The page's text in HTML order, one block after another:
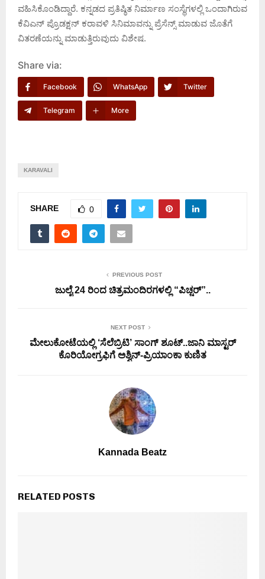
ವಹಿಸಿಕೊಂಡಿದ್ದಾರೆ. ಕನ್ನಡದ ಪ್ರತಿಷ್ಠಿತ ನಿರ್ಮಾಣ ಸಂಸ್ಥೆಗಳಲ್ಲಿ ಒಂದಾಗಿರುವ
ಕೆವಿಎನ್ ಪ್ರೊಡಕ್ಷನ್ ಕರಾವಳಿ ಸಿನಿಮಾವನ್ನು ಪ್ರೆಸೆನ್ಸ್ ಮಾಡುವ ಜೊತೆಗೆ
ವಿತರಣೆಯನ್ನು ಮಾಡುತ್ತಿರುವುದು ವಿಶೇಷ.
Share via:
Facebook WhatsApp Twitter
Telegram More
KARAVALI
SHARE 0
PREVIOUS POST
ಜುಲೈ 24 ರಿಂದ ಚಿತ್ರಮಂದಿರಗಳಲ್ಲಿ “ಪಿಚ್ಚರ್”..
NEXT POST
ಮೇಲುಕೋಟೆಯಲ್ಲಿ ‘ಸೆಲೆಬ್ರಿಟಿ’ ಸಾಂಗ್ ಶೂಟ್..ಜಾನಿ ಮಾಸ್ಟರ್
ಕೊರಿಯೋಗ್ರಫಿಗೆ ಅಶ್ವಿನ್-ಪ್ರಿಯಾಂಕಾ ಕುಣಿತ
Kannada Beatz
RELATED POSTS